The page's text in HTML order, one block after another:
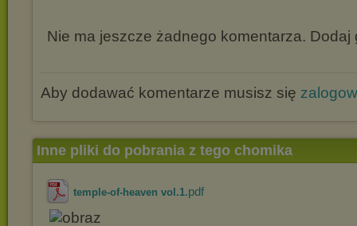
Nie ma jeszcze żadnego komentarza. Dodaj
Aby dodawać komentarze musisz się
Inne pliki do pobrania z tego chomika
temple-of-heaven vol.1.pdf